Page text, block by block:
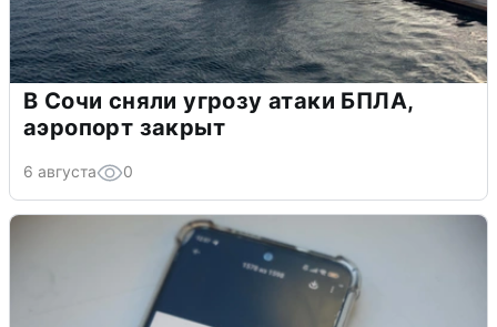
В Сочи сняли угрозу атаки БПЛА,
аэропорт закрыт
6 августа 0